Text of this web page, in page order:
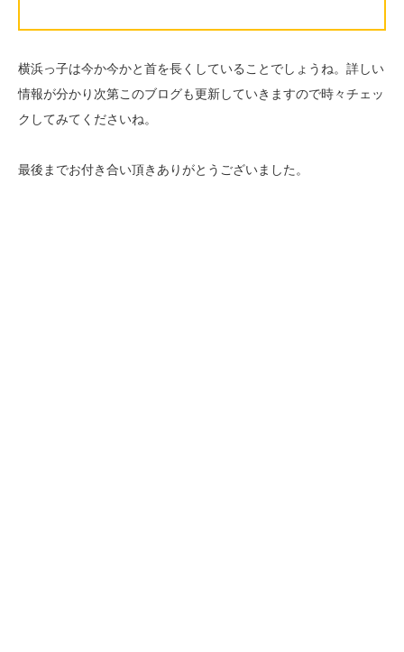
横浜っ子は今か今かと首を長くしていることでしょうね。詳しい
情報が分かり次第このブログも更新していきますので時々チェッ
クしてみてくださいね。
最後までお付き合い頂きありがとうございました。